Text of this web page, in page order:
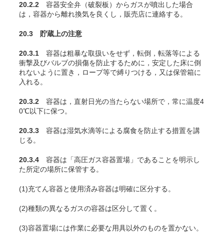
20.2.2 容器安全弁（破裂板）からガスが噴出した場合
は，容器から離れ換気を良くし，販売店に連絡する。
20.3 貯蔵上の注意
20.3.1 容器は粗暴な取扱いをせず，転倒，転落等による
衝撃及びバルブの損傷を防止するために，安定した床に倒
れないように置き，ロープ等で縛りつける，又は保管箱に
入れる。
20.3.2 容器は，直射日光の当たらない場所で，常に温度4
0℃以下に保つ。
20.3.3 容器は湿気水滴等による腐食を防止する措置を講
じる。
20.3.4 容器は「高圧ガス容器置場」であることを明示し
た所定の場所に保管する。
(1)充てん容器と使用済み容器は明確に区分する。
(2)種類の異なるガスの容器は区分して置く。
(3)容器置場には作業に必要な用具以外のものを置かない。